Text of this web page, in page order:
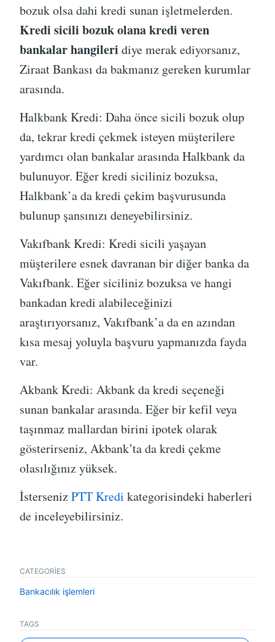
bozuk olsa dahi kredi sunan işletmelerden.
Kredi sicili bozuk olana kredi veren
bankalar hangileri diye merak ediyorsanız,
Ziraat Bankası da bakmanız gereken kurumlar
arasında.
Halkbank Kredi: Daha önce sicili bozuk olup
da, tekrar kredi çekmek isteyen müşterilere
yardımcı olan bankalar arasında Halkbank da
bulunuyor. Eğer kredi siciliniz bozuksa,
Halkbank’a da kredi çekim başvurusunda
bulunup şansınızı deneyebilirsiniz.
Vakıfbank Kredi: Kredi sicili yaşayan
müşterilere esnek davranan bir diğer banka da
Vakıfbank. Eğer siciliniz bozuksa ve hangi
bankadan kredi alabileceğinizi
araştırıyorsanız, Vakıfbank’a da en azından
kısa mesaj yoluyla başvuru yapmanızda fayda
var.
Akbank Kredi: Akbank da kredi seçeneği
sunan bankalar arasında. Eğer bir kefil veya
taşınmaz mallardan birini ipotek olarak
gösterirseniz, Akbank’ta da kredi çekme
olasılığınız yüksek.
İstersenizPTT Kredi kategorisindeki haberleri
de inceleyebilirsiniz.
CATEGORIES
Bankacılık işlemleri
TAGS